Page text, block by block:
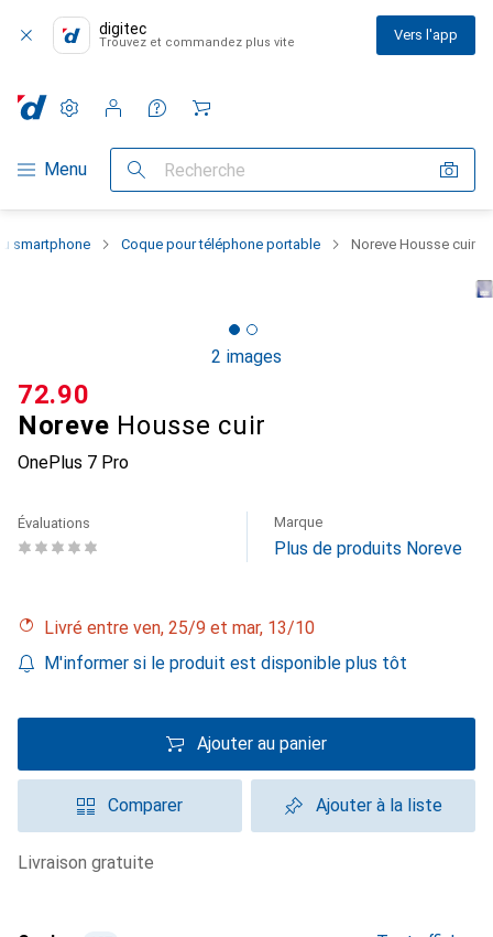
digitec
Trouvez et commandez plus vite Vers l'app
Navigation par catégorie
Menu Recherche
Paramètres
Compte client
Listes de comparaison
Listes d'envies
Panier
smartphone Coque pour téléphone portable Noreve Housse cuir
2 images
Noreve Housse cuir
OnePlus 7 Pro
CHF
72.90
Évaluations Marque
Plus de produits Noreve
Livré entre ven, 25/9 et mar, 13/10
M'informer si le produit est disponible plus tôt
Ajouter au panier
Comparer Ajouter à la liste
livraison gratuite